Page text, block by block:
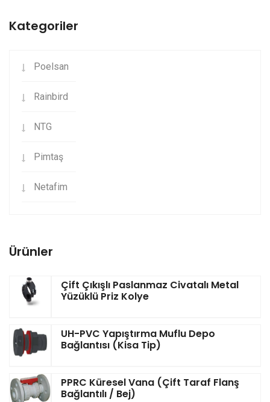
Kategoriler
Poelsan
Rainbird
NTG
Pimtaş
Netafim
Ürünler
Çift Çıkışlı Paslanmaz Civatalı Metal
Yüzüklü Priz Kolye
UH-PVC Yapıştırma Muflu Depo
Bağlantısı (Kisa Tip)
PPRC Küresel Vana (Çift Taraf Flanş
Bağlantılı / Bej)